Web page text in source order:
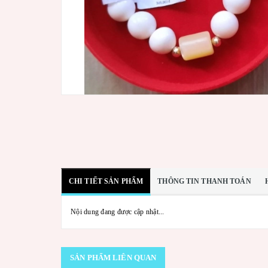
CHI TIẾT SẢN PHẨM THÔNG TIN THANH TOÁN
Nội dung đang được cập nhật...
SẢN PHẨM LIÊN QUAN